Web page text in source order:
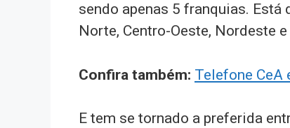
sendo apenas 5 franquias.
Norte, Centro-Oeste, Nordeste
Confira também: Telefone CeA
E tem se tornado a preferida